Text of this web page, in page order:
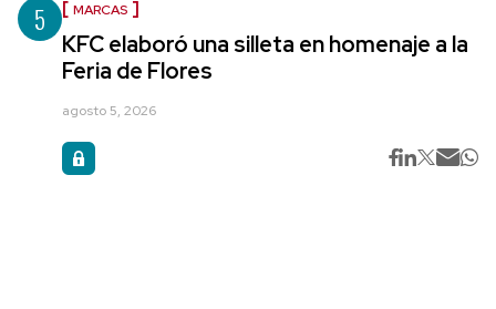
5 MARCAS
KFC elaboró una silleta en homenaje a la
Feria de Flores
agosto 5, 2026